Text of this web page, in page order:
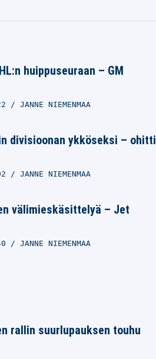
huippuseuraan – GM
JANNE NIEMENMAA
divisioonan ykköseksi – ohitti
JANNE NIEMENMAA
välimieskäsittelyä – Jet
JANNE NIEMENMAA
rallin suurlupauksen touhu